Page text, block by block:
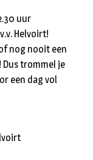
uur
Helvoirt!
nog nooit een
Dus trommel je
een dag vol